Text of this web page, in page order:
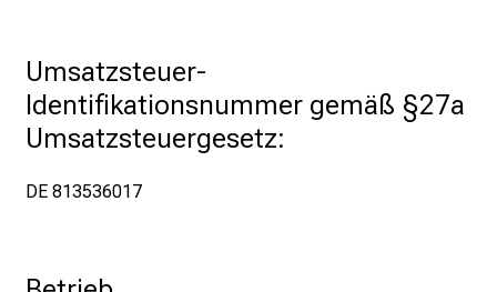
Umsatzsteuer-
Identifikationsnummer gemäß §27a
Umsatzsteuergesetz:
DE 813536017